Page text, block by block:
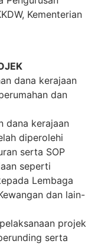
Kementerian
dana kerajaan
dan
dana kerajaan
diperolehi
serta SOP
seperti
Lembaga
dan lain-
projek
serta